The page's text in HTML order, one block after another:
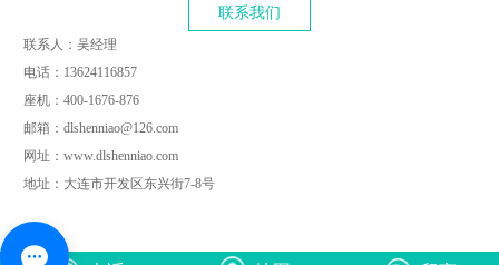
联系我们
联系人：吴经理
电话：13624116857
座机：400-1676-876
邮箱：dlshenniao@126.com
网址：www.dlshenniao.com
地址：大连市开发区东兴街7-8号